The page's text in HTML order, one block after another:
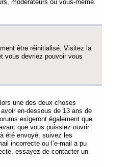
modérateurs ou vous-même.
être réinitialisé. Visitez la
vous devriez pouvoir vous
une des deux choses
en-dessous de 13 ans de
exigeront également que
que vous puissiez ouvrir
été envoyé, suivez les
incorrecte ou l’e-mail a pu
essayez de contacter un